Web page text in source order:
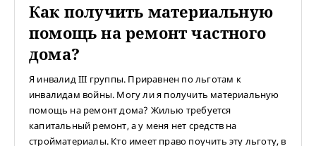
Как получить материальную
помощь на ремонт частного
дома?
Я инвалид III группы. Приравнен по льготам к
инвалидам войны. Могу ли я получить материальную
помощь на ремонт дома? Жилью требуется
капитальный ремонт, а у меня нет средств на
стройматериалы. Кто имеет право поучить эту льготу, в